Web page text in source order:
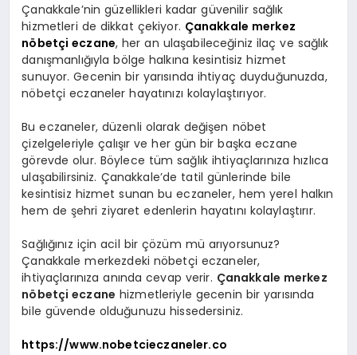
Çanakkale’nin güzellikleri kadar güvenilir sağlık
hizmetleri de dikkat çekiyor. Çanakkale merkez
nöbetçi eczane, her an ulaşabileceğiniz ilaç ve sağlık
danışmanlığıyla bölge halkına kesintisiz hizmet
sunuyor. Gecenin bir yarısında ihtiyaç duyduğunuzda,
nöbetçi eczaneler hayatınızı kolaylaştırıyor.
Bu eczaneler, düzenli olarak değişen nöbet
çizelgeleriyle çalışır ve her gün bir başka eczane
görevde olur. Böylece tüm sağlık ihtiyaçlarınıza hızlıca
ulaşabilirsiniz. Çanakkale’de tatil günlerinde bile
kesintisiz hizmet sunan bu eczaneler, hem yerel halkın
hem de şehri ziyaret edenlerin hayatını kolaylaştırır.
Sağlığınız için acil bir çözüm mü arıyorsunuz?
Çanakkale merkezdeki nöbetçi eczaneler,
ihtiyaçlarınıza anında cevap verir. Çanakkale merkez
nöbetçi eczane hizmetleriyle gecenin bir yarısında
bile güvende olduğunuzu hissedersiniz.
https://www.nobetcieczaneler.co